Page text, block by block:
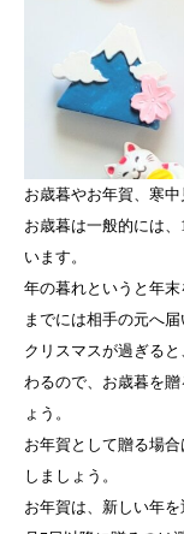
お歳暮やお年賀、寒
お歳暮は一般的には
います。
年の暮れというと年
までには相手の元へ
クリスマスが過ぎる
わるので、お歳暮を
ょう。
お年賀として贈る場
しましょう。
お年賀は、新しい年